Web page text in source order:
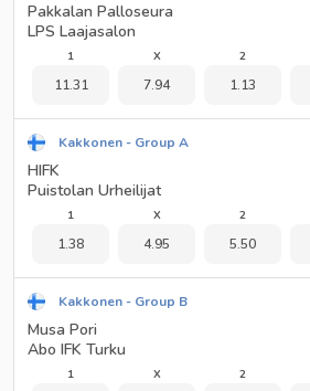
Pakkalan Palloseura
LPS Laajasalon
1
11.31
X
7.94
2
1.13
Kakkonen - Group A
HIFK
Puistolan Urheilijat
1
1.38
X
4.95
2
5.50
Kakkonen - Group B
Musa Pori
Abo IFK Turku
1 X 2